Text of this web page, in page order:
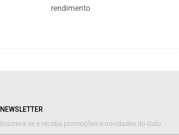
rendimento
NEWSLETTER
Inscreva-se e receba promoções e novidades do Galo